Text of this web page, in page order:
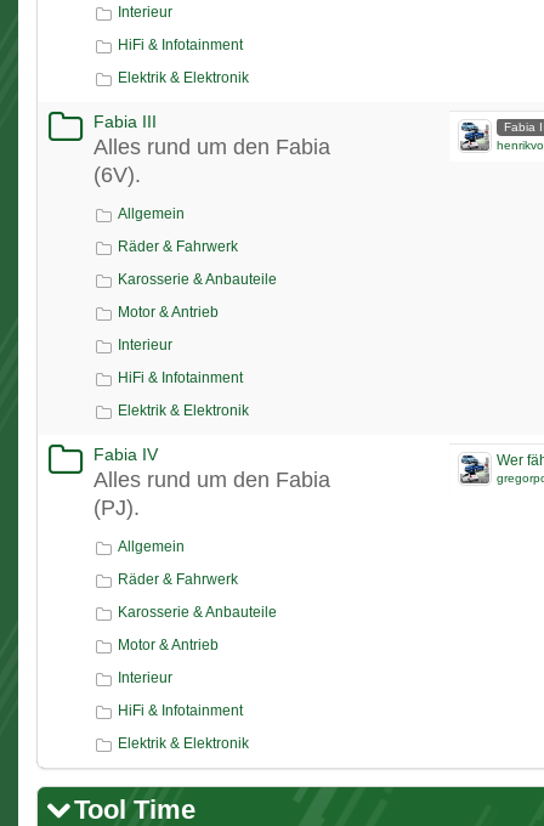
Interieur
HiFi & Infotainment
Elektrik & Elektronik
Fabia III
Alles rund um den Fabia
(6V).
Fabia
Allgemein
Räder & Fahrwerk
Karosserie & Anbauteile
Motor & Antrieb
Interieur
HiFi & Infotainment
Elektrik & Elektronik
Fabia IV
Alles rund um den Fabia
(PJ).
Wer
Allgemein
Räder & Fahrwerk
Karosserie & Anbauteile
Motor & Antrieb
Interieur
HiFi & Infotainment
Elektrik & Elektronik
Tool Time